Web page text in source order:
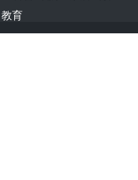
教育